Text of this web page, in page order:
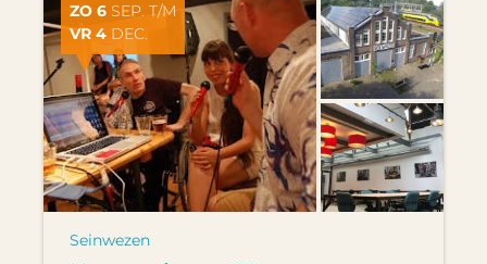
ZO 6 SEP. T/M
VR 4 DEC.
Seinwezen